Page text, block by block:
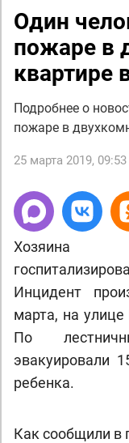
Один
пожаре в
квартире
Подробнее о
пожаре в
25 марта 2019, 09:53
Хозяина
Инцидент
марта, на
По
эвакуировали
ребенка.
Как сообщили в